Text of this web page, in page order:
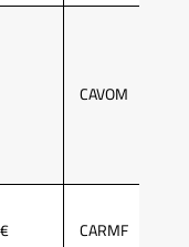
CAVOM
CARMF